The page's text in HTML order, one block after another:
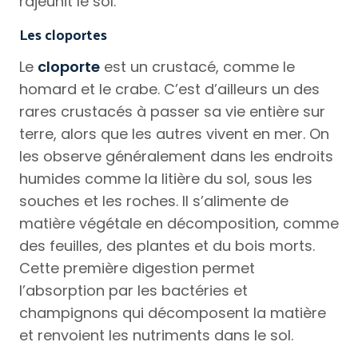
Les cloportes
Le cloporte est un crustacé, comme le
homard et le crabe. C’est d’ailleurs un des
rares crustacés à passer sa vie entière sur
terre, alors que les autres vivent en mer. On
les observe généralement dans les endroits
humides comme la litière du sol, sous les
souches et les roches. Il s’alimente de
matière végétale en décomposition, comme
des feuilles, des plantes et du bois morts.
Cette première digestion permet
l’absorption par les bactéries et
champignons qui décomposent la matière
et renvoient les nutriments dans le sol.